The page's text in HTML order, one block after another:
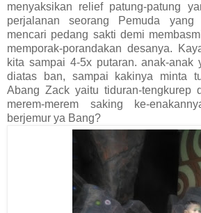
menyaksikan relief patung-patung
perjalanan seorang Pemuda yang
mencari pedang sakti demi
memporak-porandakan desanya.
kita sampai 4-5x putaran. anak-anak
diatas ban, sampai kakinya minta
Abang Zack yaitu tiduran-tengkurep
merem-merem saking ke-
berjemur ya Bang?